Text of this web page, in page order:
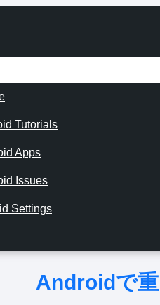
Tutorials
Apps
Issues
Settings
Androidで